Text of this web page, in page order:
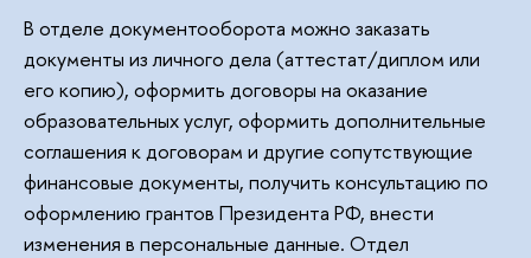
В отделе документооборота можно заказать
документы из личного дела (аттестат/диплом или
его копию), оформить договоры на оказание
образовательных услуг, оформить дополнительные
соглашения к договорам и другие сопутствующие
финансовые документы, получить консультацию по
оформлению грантов Президента РФ, внести
изменения в персональные данные. Отдел